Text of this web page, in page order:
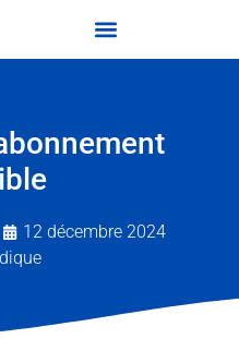
12 décembre 2024